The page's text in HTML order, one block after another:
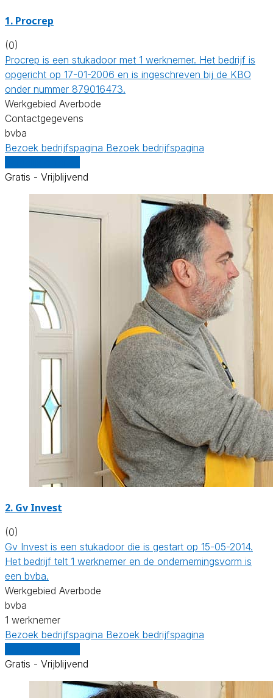
1. Procrep
(0)
Procrep is een stukadoor met 1 werknemer. Het bedrijf is
opgericht op 17-01-2006 en is ingeschreven bij de KBO
onder nummer 879016473.
Werkgebied Averbode
Contactgegevens
bvba
Bezoek bedrijfspagina Bezoek bedrijfspagina
Gratis - Vrijblijvend
2. Gv Invest
(0)
Gv Invest is een stukadoor die is gestart op 15-05-2014.
Het bedrijf telt 1 werknemer en de ondernemingsvorm is
een bvba.
Werkgebied Averbode
bvba
1 werknemer
Bezoek bedrijfspagina Bezoek bedrijfspagina
Gratis - Vrijblijvend